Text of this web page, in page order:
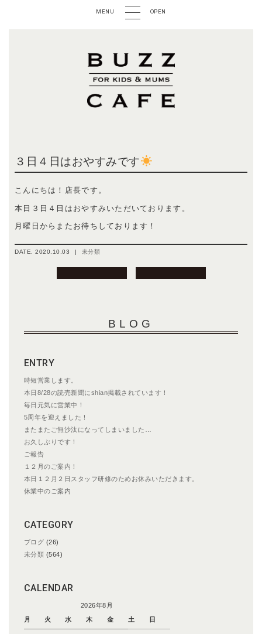
MENU OPEN
３日４日はおやすみです
こんにちは！店長です。
本日３日４日はおやすみいただいております。
月曜日からまたお待ちしております！
DATE.2020.10.03 | 未分類
BLOG
ENTRY
時短営業します。
本日8/28の読売新聞にshian掲載されています！
毎日元気に営業中！
5周年を迎えました！
またまたご無沙汰になってしまいました…
お久しぶりです！
ご報告
１２月のご案内！
本日１２月２日スタッフ研修のためお休みいただきます。
休業中のご案内
CATEGORY
ブログ (26)
未分類 (564)
CALENDAR
2026年8月
月
火 水 木 金 土 日